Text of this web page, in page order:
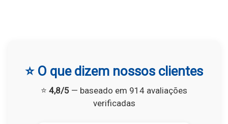
⭐ O que dizem nossos clientes
⭐ 4,8/5 — baseado em 914 avaliações
verificadas